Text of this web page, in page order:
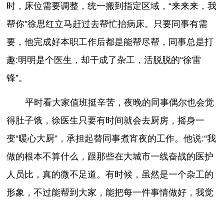
时，床位需要调整，统一搬到指定区域，“来来来，我
帮你”徐思红立马赶过去帮忙抬病床。只要同事有需
要，他完成好本职工作后都是能帮尽帮，同事总是打
趣:明明是个医生，却干成了杂工，活脱脱的“徐雷
锋”。
平时看大家值班挺辛苦，夜晚的同事偶尔也会觉
得肚子饿，徐医生只要有时间就会去厨房，摇身一
变“暖心大厨”，承担起替同事煮宵夜的工作。他说:“我
做的根本不算什么，跟那些在大城市一线奋战的医护
人员比，真的微不足道。有时候，虽然是一个杂工的
形象，不过能帮到大家，能把每一件事情做好，我觉